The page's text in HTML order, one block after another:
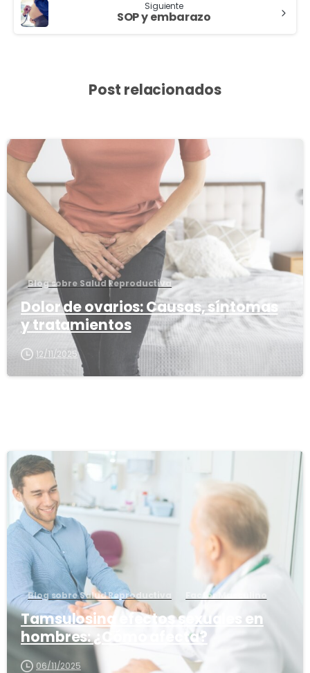
Siguiente
SOP y embarazo
Post relacionados
Blog sobre Salud Reproductiva
Dolor de ovarios: Causas, síntomas
y tratamientos
12/11/2025
Blog sobre Salud Reproductiva Factor Masculino
Tamsulosina efectos sexuales en
hombres: ¿Cómo afecta?
06/11/2025